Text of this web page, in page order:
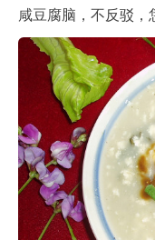
咸豆腐脑，不反驳，